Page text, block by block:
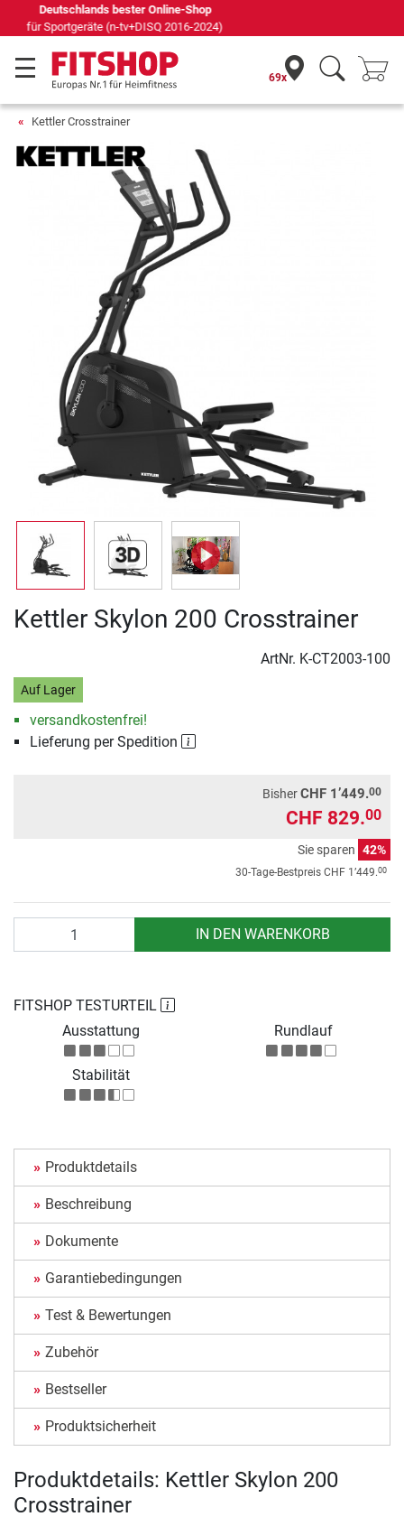
Seit 42 Jahren Ihr Experte für Heimfitness
69x
Kettler Crosstrainer
Kettler Skylon 200 Crosstrainer
ArtNr. K-CT2003-100
Auf Lager
versandkostenfrei!
Lieferung per Spedition
BisherCHF 1’449.00
CHF 829.00
Sie sparen 42%
30-Tage-Bestpreis CHF 1’449.00
IN DEN WARENKORB
FITSHOP TESTURTEIL
Ausstattung
Rundlauf
Stabilität
Produktdetails
Beschreibung
Dokumente
Garantiebedingungen
Test & Bewertungen
Zubehör
Bestseller
Produktsicherheit
Produktdetails: Kettler Skylon 200
Crosstrainer